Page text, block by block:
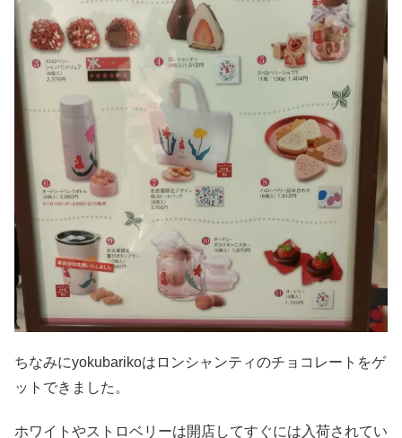
ちなみにyokubarikoはロンシャンティのチョコレートをゲ
ットできました。
ホワイトやストロベリーは開店してすぐには入荷されてい